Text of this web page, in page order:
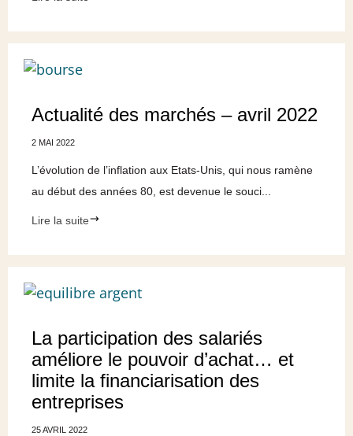
Actualité des marchés – avril 2022
2 MAI 2022
L’évolution de l’inflation aux Etats-Unis, qui nous ramène
au début des années 80, est devenue le souci...
Lire la suite
La participation des salariés
améliore le pouvoir d’achat… et
limite la financiarisation des
entreprises
25 AVRIL 2022